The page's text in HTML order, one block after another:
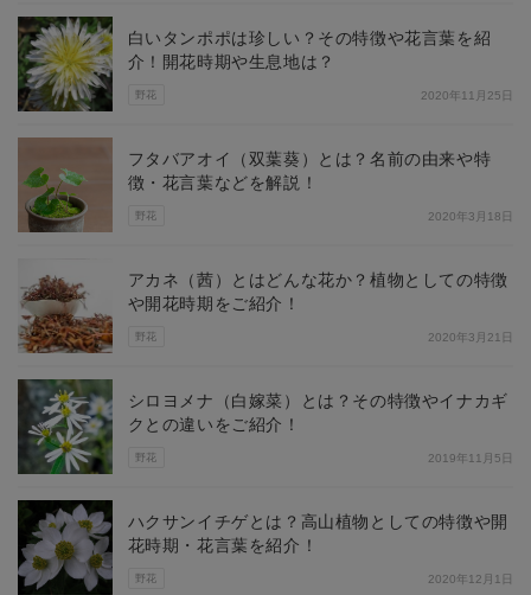
野花
白いタンポポは珍しい？その特徴や花言葉を紹
介！開花時期や生息地は？
2020年11月25日
野花
フタバアオイ（双葉葵）とは？名前の由来や特
徴・花言葉などを解説！
2020年3月18日
野花
アカネ（茜）とはどんな花か？植物としての特徴
や開花時期をご紹介！
2020年3月21日
野花
シロヨメナ（白嫁菜）とは？その特徴やイナカギ
クとの違いをご紹介！
2019年11月5日
野花
ハクサンイチゲとは？高山植物としての特徴や開
花時期・花言葉を紹介！
2020年12月1日